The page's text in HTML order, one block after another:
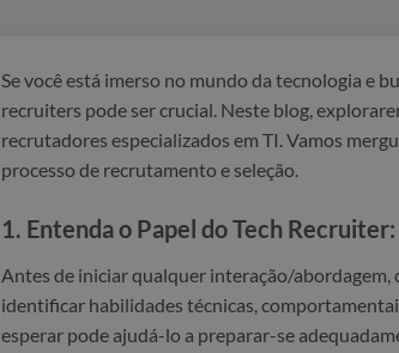
Se você está imerso no mundo da tecnologia e
recruiters pode ser crucial. Neste blog,
recrutadores especializados em TI. Vamos
processo de recrutamento e seleção.
1. Entenda o Papel do Tech Recruiter:
Antes de iniciar qualquer interação/abordagem,
identificar habilidades técnicas,
esperar pode ajudá-lo a preparar-se